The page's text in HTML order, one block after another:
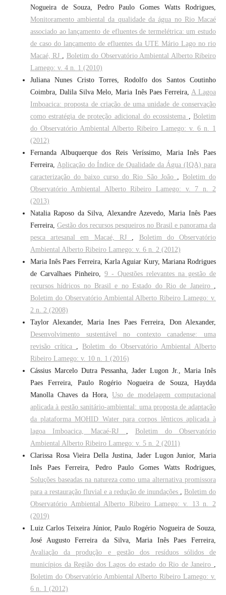
Nogueira de Souza, Pedro Paulo Gomes Watts Rodrigues,
Monitoramento ambiental da qualidade da água no Rio Macaé
associado ao lançamento de efluentes de termelétrica: um estudo
de caso do lançamento de efluentes da UTE Mário Lago no rio
Macaé, RJ , Boletim do Observatório Ambiental Alberto Ribeiro
Lamego: v. 4 n. 1 (2010)
Juliana Nunes Cristo Torres, Rodolfo dos Santos Coutinho
Coimbra, Dalila Silva Melo, Maria Inês Paes Ferreira, A Lagoa
Imboacica: proposta de criação de uma unidade de conservação
como estratégia de proteção adicional do ecossistema , Boletim
do Observatório Ambiental Alberto Ribeiro Lamego: v. 6 n. 1
(2012)
Fernanda Albuquerque dos Reis Veríssimo, Maria Inês Paes
Ferreira, Aplicação do Índice de Qualidade da Água (IQA) para
caracterização do baixo curso do Rio São João , Boletim do
Observatório Ambiental Alberto Ribeiro Lamego: v. 7 n. 2
(2013)
Natalia Raposo da Silva, Alexandre Azevedo, Maria Inês Paes
Ferreira, Gestão dos recursos pesqueiros no Brasil e panorama da
pesca artesanal em Macaé, RJ , Boletim do Observatório
Ambiental Alberto Ribeiro Lamego: v. 6 n. 2 (2012)
Maria Inês Paes Ferreira, Karla Aguiar Kury, Mariana Rodrigues
de Carvalhaes Pinheiro, 9 - Questões relevantes na gestão de
recursos hídricos no Brasil e no Estado do Rio de Janeiro ,
Boletim do Observatório Ambiental Alberto Ribeiro Lamego: v.
2 n. 2 (2008)
Taylor Alexander, Maria Ines Paes Ferreira, Don Alexander,
Desenvolvimento sustentável no contexto canadense: uma
revisão crítica , Boletim do Observatório Ambiental Alberto
Ribeiro Lamego: v. 10 n. 1 (2016)
Cássius Marcelo Dutra Pessanha, Jader Lugon Jr., Maria Inês
Paes Ferreira, Paulo Rogério Nogueira de Souza, Haydda
Manolla Chaves da Hora,Uso de modelagem computacional
aplicada à gestão sanitário-ambiental: uma proposta de adaptação
da plataforma MOHID Water para corpos lênticos aplicada à
lagoa Imboacica, Macaé-RJ , Boletim do Observatório
Ambiental Alberto Ribeiro Lamego: v. 5 n. 2 (2011)
Clarissa Rosa Vieira Della Justina, Jader Lugon Junior, Maria
Inês Paes Ferreira, Pedro Paulo Gomes Watts Rodrigues,
Soluções baseadas na natureza como uma alternativa promissora
para a restauração fluvial e a redução de inundações , Boletim do
Observatório Ambiental Alberto Ribeiro Lamego: v. 13 n. 2
(2019)
Luiz Carlos Teixeira Júnior, Paulo Rogério Nogueira de Souza,
José Augusto Ferreira da Silva, Maria Inês Paes Ferreira,
Avaliação da produção e gestão dos resíduos sólidos de
municípios da Região dos Lagos do estado do Rio de Janeiro ,
Boletim do Observatório Ambiental Alberto Ribeiro Lamego: v.
6 n. 1 (2012)